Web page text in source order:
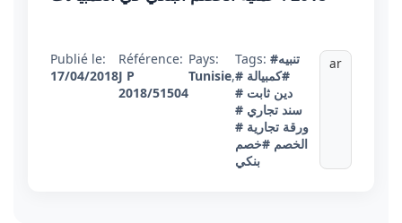
Publié le:
17/04/2018
Référence:
J P
2018/51504
Pays:
Tunisie,
Tags:
#تنبيه
#كمبيالة #
دين ثابت #
سند تجاري #
ورقة تجارية #
الخصم #خصم
بنكي
ar